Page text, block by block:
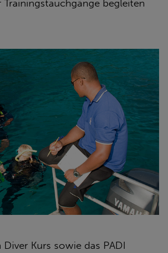
Trainingstauchgänge begleiten
Diver Kurs sowie das PADI